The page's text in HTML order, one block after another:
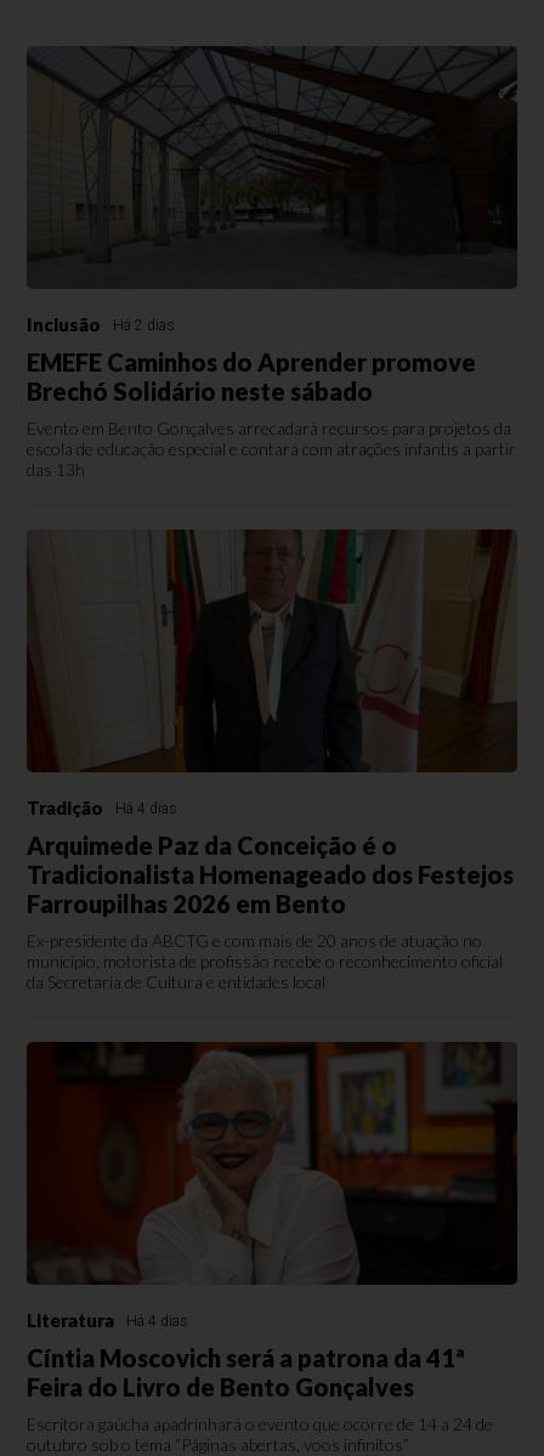
Inclusão Há 2 dias
EMEFE Caminhos do Aprender promove
Brechó Solidário neste sábado
Evento em Bento Gonçalves arrecadará recursos para projetos da
escola de educação especial e contará com atrações infantis a partir
das 13h
Tradição Há 4 dias
Arquimede Paz da Conceição é o
Tradicionalista Homenageado dos Festejos
Farroupilhas 2026 em Bento
Ex-presidente da ABCTG e com mais de 20 anos de atuação no
município, motorista de profissão recebe o reconhecimento oficial
da Secretaria de Cultura e entidades local
Literatura Há 4 dias
Cíntia Moscovich será a patrona da 41ª
Feira do Livro de Bento Gonçalves
Escritora gaúcha apadrinhará o evento que ocorre de 14 a 24 de
outubro sob o tema “Páginas abertas, voos infinitos”